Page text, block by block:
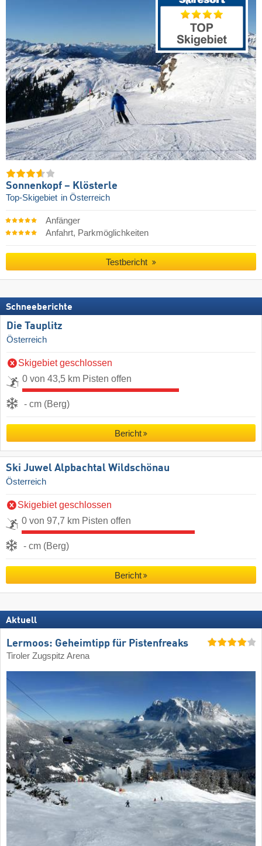
Sonnenkopf – Klösterle
Top-Skigebiet in Österreich
Anfänger
Anfahrt, Parkmöglichkeiten
Testbericht
Schneeberichte
Die Tauplitz
Österreich
Skigebiet geschlossen
0 von 43,5 km Pisten offen
- cm (Berg)
Bericht
Ski Juwel Alpbachtal Wildschönau
Österreich
Skigebiet geschlossen
0 von 97,7 km Pisten offen
- cm (Berg)
Bericht
Aktuell
Lermoos: Geheimtipp für Pistenfreaks
Tiroler Zugspitz Arena